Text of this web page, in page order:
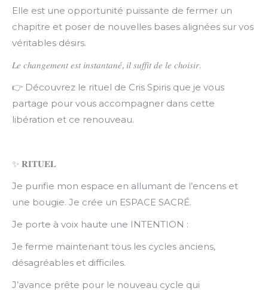
Elle est une opportunité puissante de fermer un
chapitre et poser de nouvelles bases alignées sur vos
véritables désirs.
𝐿𝑒 𝑐ℎ𝑎𝑛𝑔𝑒𝑚𝑒𝑛𝑡 𝑒𝑠𝑡 𝑖𝑛𝑠𝑡𝑎𝑛𝑡𝑎𝑛𝑒́, 𝑖𝑙 𝑠𝑢𝑓𝑓𝑖𝑡 𝑑𝑒 𝑙𝑒 𝑐ℎ𝑜𝑖𝑠𝑖𝑟.
👉 Découvrez le rituel de Cris Spiris que je vous
partage pour vous accompagner dans cette
libération et ce renouveau.
✨ 𝐑𝐈𝐓𝐔𝐄𝐋
Je purifie mon espace en allumant de l’encens et
une bougie. Je crée un ESPACE SACRÉ.
Je porte à voix haute une INTENTION :
Je ferme maintenant tous les cycles anciens,
désagréables et difficiles.
J’avance prête pour le nouveau cycle qui